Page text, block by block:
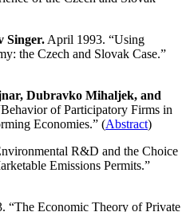
Singer. April 1993. “Using
the Czech and Slovak Case.”
Dubravko Mihaljek, and
of Participatory Firms in
Economies.” (Abstract)
R&D and the Choice
Emissions Permits.”
“The Economic Theory of Private